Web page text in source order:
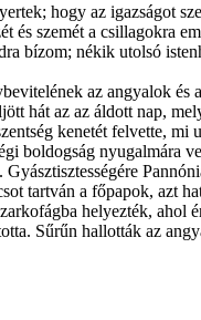
hogy az igazságot
és szemét a
bízom; nékik utolsó
az angyalok
hát az az áldott nap,
kenetét felvette,
boldogság nyugalmára
tartván a főpapok, azt
helyezték,
Sűrűn hallották az